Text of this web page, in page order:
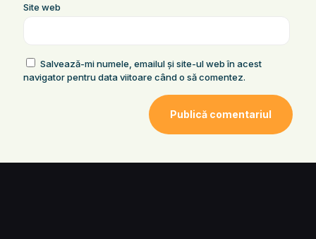
Site web
Salvează-mi numele, emailul și site-ul web în acest
navigator pentru data viitoare când o să comentez.